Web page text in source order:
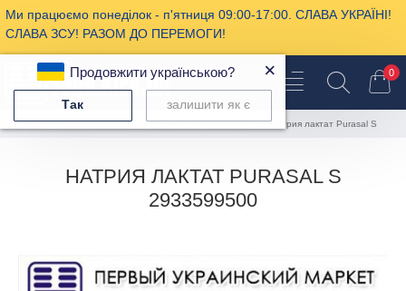
Ми працюємо понеділок - п'ятниця 09:00-17:00. СЛАВА УКРАЇНІ!
СЛАВА ЗСУ! РАЗОМ ДО ПЕРЕМОГИ!
0
Пищевая химия Пищевые эмульгаторы натрия лактат Purasal S
НАТРИЯ ЛАКТАТ PURASAL S
2933599500
Продовжити українською? ×
Так залишити як є